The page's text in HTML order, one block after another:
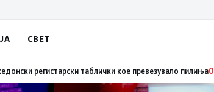
СВЕТ
талогот од СДСМ исплива на површина09:39Во